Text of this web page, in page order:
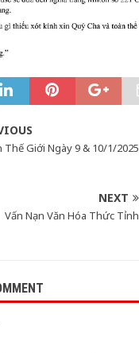
Thế Giới Ngày 9 & 10/1/2025
NEXT
Vấn Nạn Văn Hóa Thức Tỉnh